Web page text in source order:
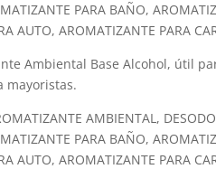
PARA BAÑO,
AUTO, AROMATIZANTE PARA
Ambiental Base Alcohol, útil
mayoristas.
AMBIENTAL,
PARA BAÑO,
AUTO, AROMATIZANTE PARA